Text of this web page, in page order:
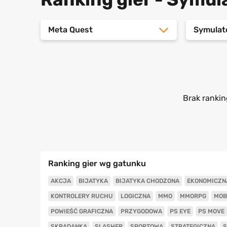
Meta Quest
Brak
Ranking gier wg gatunku
AKCJA BIJATYKA BIJATYKA CHODZONA
KONTROLERY RUCHU LOGICZNA MMO MMORPG
POWIEŚĆ GRAFICZNA PRZYGODOWA PS EYE PS MOVE